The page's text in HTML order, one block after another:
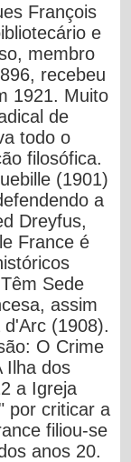
François
e
membro
recebeu
1921. Muito
de
todo o
filosófica.
(1901)
a
Dreyfus,
France é
Sede
assim
(1908).
O Crime
Ilha dos
a Igreja
por criticar a
filiou-se
anos 20.